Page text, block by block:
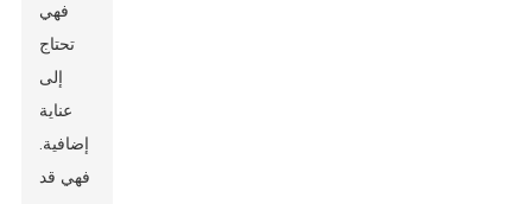
فهي
تحتاج
إلى
عناية
إضافية.
فهي قد